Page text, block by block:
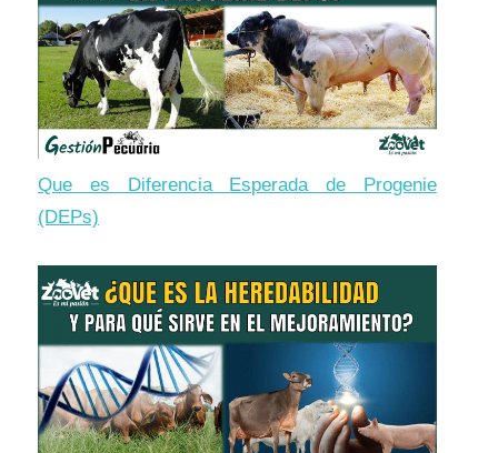
Que es Diferencia Esperada de Progenie
(DEPs)